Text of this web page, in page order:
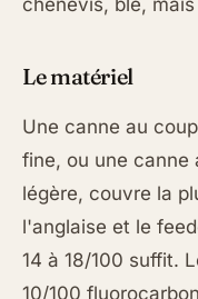
chènevis, blé,
Le matériel
Une canne au
fine, ou une canne
légère, couvre la
l'anglaise et le
14 à 18/100 suffit.
10/100